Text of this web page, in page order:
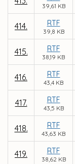
39,61 KB
414. RTF
39,8 KB
415. RTF
38,19 KB
416. RTF
43,4 KB
417. RTF
43,5 KB
418. RTF
43,63 KB
419. RTF
38,62 KB